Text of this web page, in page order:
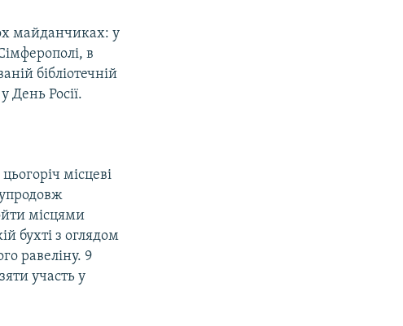
майданчиках: у
в
бібліотечній
День Росії.
місцеві
місцями
бухті з оглядом
равеліну. 9
участь у